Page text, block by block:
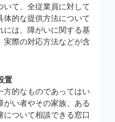
いて、全従業員に対して
体的な提供方法について
には、障がいに関する基
実際の対応方法などが含
置
方的なものであってはい
がい者やその家族、ある
について相談できる窓口